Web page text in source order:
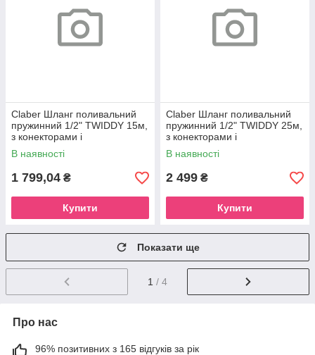
Claber Шланг поливальний
пружинний 1/2" TWIDDY 15м,
з конекторами і
розпилювачем
В наявності
1 799,04 ₴
Купити
Claber Шланг поливальний
пружинний 1/2" TWIDDY 25м,
з конекторами і
розпилювачем
В наявності
2 499 ₴
Купити
Показати ще
1 / 4
Про нас
96% позитивних з 165 відгуків за рік